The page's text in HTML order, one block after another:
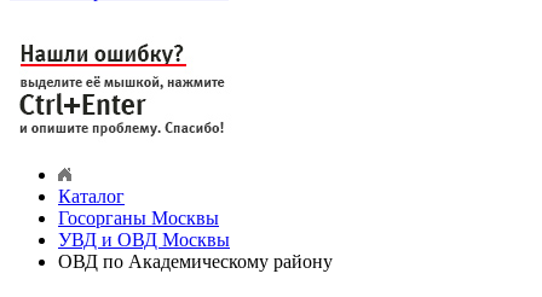
Каталог
Госорганы Москвы
УВД и ОВД Москвы
ОВД по Академическому району